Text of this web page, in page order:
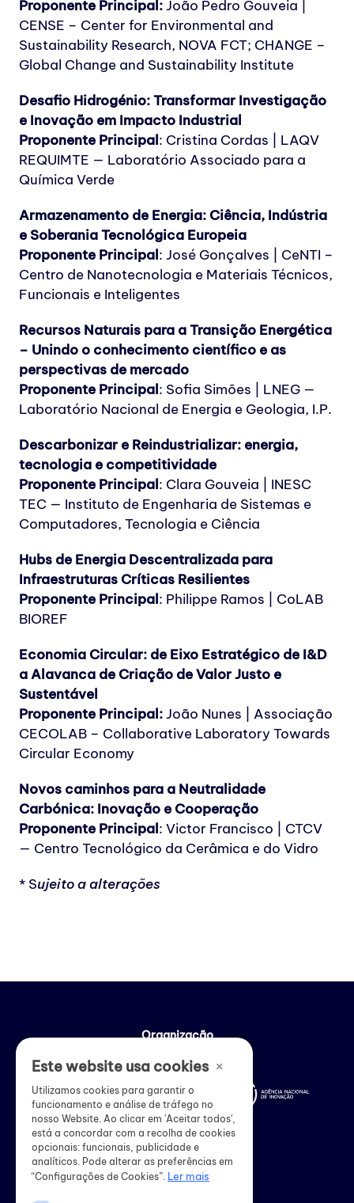
Proponente Principal:João Pedro Gouveia |
CENSE – Center for Environmental and
Sustainability Research, NOVA FCT; CHANGE –
Global Change and Sustainability Institute
Desafio Hidrogénio: Transformar Investigação
e Inovação em Impacto Industrial
Proponente Principal: Cristina Cordas | LAQV
REQUIMTE — Laboratório Associado para a
Química Verde
Armazenamento de Energia: Ciência, Indústria
e Soberania Tecnológica Europeia
Proponente Principal: José Gonçalves | CeNTI –
Centro de Nanotecnologia e Materiais Técnicos,
Funcionais e Inteligentes
Recursos Naturais para a Transição Energética
– Unindo o conhecimento científico e as
perspectivas de mercado
Proponente Principal: Sofia Simões | LNEG —
Laboratório Nacional de Energia e Geologia, I.P.
Descarbonizar e Reindustrializar: energia,
tecnologia e competitividade
Proponente Principal: Clara Gouveia | INESC
TEC — Instituto de Engenharia de Sistemas e
Computadores, Tecnologia e Ciência
Hubs de Energia Descentralizada para
Infraestruturas Críticas Resilientes
Proponente Principal: Philippe Ramos | CoLAB
BIOREF
Economia Circular: de Eixo Estratégico de I&D
a Alavanca de Criação de Valor Justo e
Sustentável
Proponente Principal:João Nunes | Associação
CECOLAB – Collaborative Laboratory Towards
Circular Economy
Novos caminhos para a Neutralidade
Carbónica: Inovação e Cooperação
Proponente Principal: Victor Francisco | CTCV
— Centro Tecnológico da Cerâmica e do Vidro
* Sujeito a alterações
Organização
×
Este website usa cookies
Utilizamos cookies para garantir o
funcionamento e análise de tráfego no
nosso Website. Ao clicar em 'Aceitar todos',
está a concordar com a recolha de cookies
opcionais: funcionais, publicidade e
analíticos. Pode alterar as preferências em
“Configurações de Cookies”. Ler mais